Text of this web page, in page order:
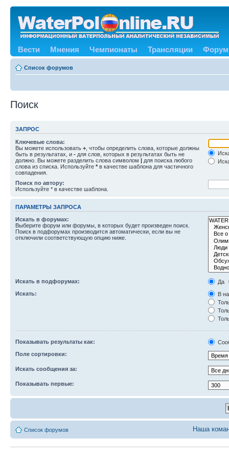
Вести Мнения Чемпионаты Трансляции Форум
Список форумов
Поиск
ЗАПРОС
Ключевые слова:
Вы можете использовать + , чтобы определить слова, которые должны
быть в результатах, и - для слов, которых в результатах быть не
должно. Вы можете разделить слова символом | для поиска любого
слова из списка. Используйте * в качестве шаблона для частичного
совпадения.
Поиск по автору:
Используйте * в качестве шаблона.
ПАРАМЕТРЫ ЗАПРОСА
Искать в форумах:
Выберите форум или форумы, в которых будет произведен поиск.
Поиск в подфорумах производится автоматически, если вы не
отключили соответствующую опцию ниже.
Искать в подфорумах:
Да
Искать:
В
Показывать результаты как:
Поле сортировки:
Искать сообщения за:
Показывать первые:
Список форумов Наша